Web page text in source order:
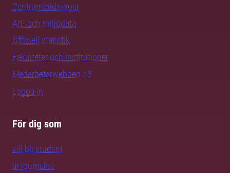
Centrumbildningar
Art- och miljödata
Officiell statistik
Fakulteter och institutioner
Medarbetarwebben
Logga in
För dig som
vill bli student
är journalist